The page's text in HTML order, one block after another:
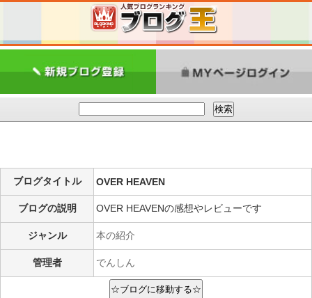
ブログタイトル OVER HEAVEN
ブログの説明 OVER HEAVENの感想やレビューです
ジャンル 本の紹介
管理者 でんしん